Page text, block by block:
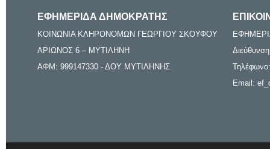
ΕΦΗΜΕΡΙΔΑ ΔΗΜΟΚΡΑΤΗΣ
ΚΟΙΝΩΝΙΑ ΚΛΗΡΟΝΟΜΩΝ ΓΕΩΡΓΙΟΥ ΣΚΟΥΦΟΥ
ΑΡΙΩΝΟΣ 6 – ΜΥΤΙΛΗΝΗ
ΑΦΜ: 999147330 - ΔΟΥ ΜΥΤΙΛΗΝΗΣ
Email: